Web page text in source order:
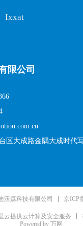
Ixxat
限公司
区大成路金隅大成时代
沃森科技有限公司 京ICP
云提供云计算及安全服务
Powered by 万网